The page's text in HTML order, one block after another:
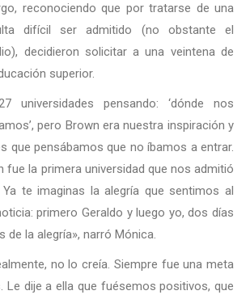
reconociendo que por tratarse de una
difícil ser admitido (no obstante el
decidieron solicitar a una veintena de
superior.
universidades pensando: ‘dónde nos
pero Brown era nuestra inspiración y
que pensábamos que no íbamos a entrar.
fue la primera universidad que nos admitió
te imaginas la alegría que sentimos al
primero Geraldo y luego yo, dos días
de la alegría», narró Mónica.
no lo creía. Siempre fue una meta
Le dije a ella que fuésemos positivos, que